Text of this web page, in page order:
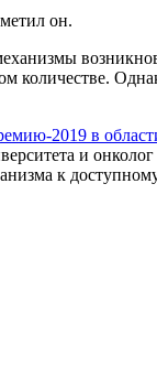
он.
количестве.
2019 в
и
к